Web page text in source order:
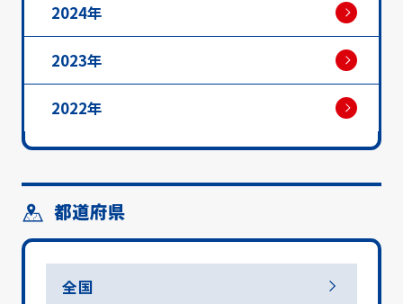
2024年
2023年
2022年
都道府県
全国